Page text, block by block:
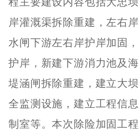
岸灌溉渠拆除重建，左右
水闸下游左右岸护岸加固
护岸，新建下游消力池及
堤涵闸拆除重建，建立大
全监测设施，建立工程信
制室等。本次除险加固工